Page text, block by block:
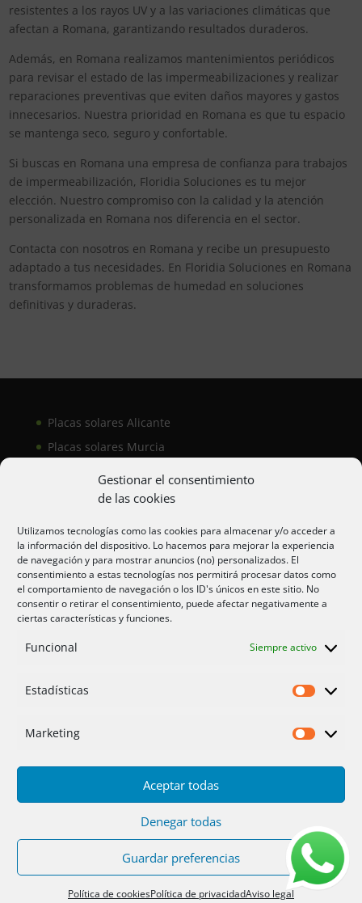
Gestionar el consentimiento
de las cookies
Utilizamos tecnologías como las cookies para almacenar y/o acceder a
la información del dispositivo. Lo hacemos para mejorar la experiencia
de navegación y para mostrar anuncios (no) personalizados. El
consentimiento a estas tecnologías nos permitirá procesar datos como
el comportamiento de navegación o los ID's únicos en este sitio. No
consentir o retirar el consentimiento, puede afectar negativamente a
ciertas características y funciones.
Funcional Siempre activo
Estadísticas
Marketing
Aceptar todas
Denegar todas
Guardar preferencias
Política de cookiesPolítica de privacidadAviso legal
resistentes a los rayos UV y a las variaciones climáticas que
afectan a Romana, garantizando resultados duraderos.
Además, en Romana realizamos mantenimientos periódicos
para revisar el estado de las impermeabilizaciones y realizar
reparaciones preventivas que eviten daños mayores y gastos
innecesarios. Nuestra prioridad en Romana es que tu espacio
se mantenga seco, seguro y confortable.
Si buscas en Romana una empresa de confianza para trabajos
de impermeabilización, Floridia Soluciones es tu mejor
elección. Nuestro compromiso con la calidad y la atención
personalizada en Romana nos diferencia en el sector.
Contacta con nosotros en Romana y recibe un presupuesto
adaptado a tus necesidades. En Floridia Soluciones en Romana
transformamos problemas de humedad en soluciones
definitivas y duraderas.
Placas solares Alicante
Placas solares Murcia
Aire acondicionado Alicante
Aire acondicionador Murcia
Aire acondicionado San Juan
Privacidad
Servicios Fotos
Placas solares
Ofertas 2025/26 Contacto
DiseñoPC64| HostingDonCloud|Floridia
Soluciones